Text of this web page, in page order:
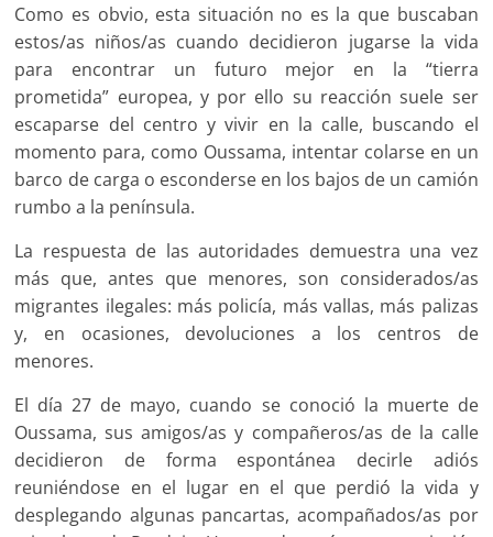
Como es obvio, esta situación no es la que buscaban
estos/as niños/as cuando decidieron jugarse la vida
para encontrar un futuro mejor en la “tierra
prometida” europea, y por ello su reacción suele ser
escaparse del centro y vivir en la calle, buscando el
momento para, como Oussama, intentar colarse en un
barco de carga o esconderse en los bajos de un camión
rumbo a la península.
La respuesta de las autoridades demuestra una vez
más que, antes que menores, son considerados/as
migrantes ilegales: más policía, más vallas, más palizas
y, en ocasiones, devoluciones a los centros de
menores.
El día 27 de mayo, cuando se conoció la muerte de
Oussama, sus amigos/as y compañeros/as de la calle
decidieron de forma espontánea decirle adiós
reuniéndose en el lugar en el que perdió la vida y
desplegando algunas pancartas, acompañados/as por